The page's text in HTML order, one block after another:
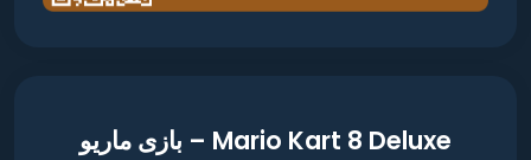
Mario Kart 8 Deluxe – بازی ماریو